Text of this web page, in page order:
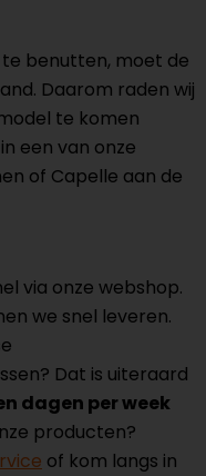
benutten, moet de
Daarom raden wij
te komen
een van onze
of Capelle aan de
via onze webshop.
we snel leveren.
Dat is uiteraard
dagen per week
producten?
of kom langs in